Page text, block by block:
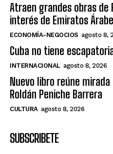
Atraen grandes obras de
interés de Emiratos
ECONOMÍA-NEGOCIOS agosto 8,
Cuba no tiene
INTERNACIONAL agosto 8, 2026
Nuevo libro reúne
Roldán Peniche Barrera
CULTURA agosto 8, 2026
SUBSCRIBETE